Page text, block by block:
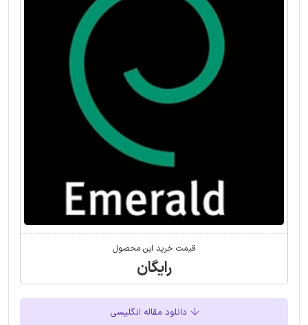
قیمت خرید این محصول
رایگان
دانلود مقاله انگلیسی